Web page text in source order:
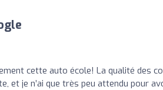
cette auto école! La qualité des
et je n’ai que très peu attendu pour